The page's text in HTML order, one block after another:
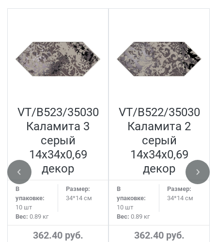
VT/B523/35030
Каламита 3
серый
14x34x0,69
декор
В
упаковке:
10 шт
Размер:
34*14 см
Вес: 0.89 кг
362.40 руб.
VT/B522/35030
Каламита 2
серый
14x34x0,69
декор
В
упаковке:
10 шт
Размер:
34*14 см
Вес: 0.89 кг
362.40 руб.